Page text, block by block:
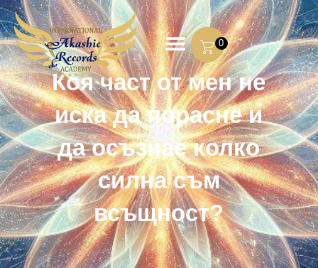
0
Коя част от мен не
иска да порасне и
да осъзнае колко
силна съм
всъщност?